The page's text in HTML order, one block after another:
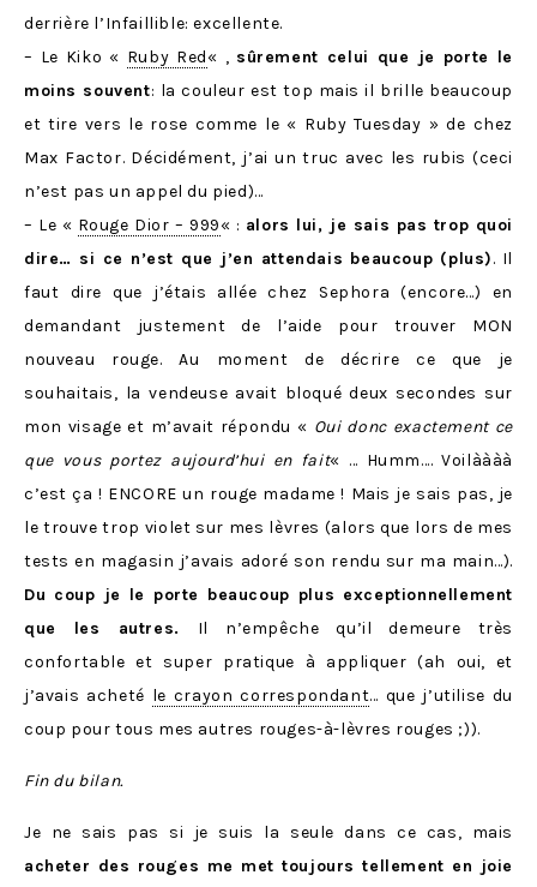
derrière l’Infaillible: excellente.
– Le Kiko « Ruby Red« , sûrement celui que je porte le
moins souvent: la couleur est top mais il brille beaucoup
et tire vers le rose comme le « Ruby Tuesday » de chez
Max Factor. Décidément, j’ai un truc avec les rubis (ceci
n’est pas un appel du pied)…
– Le « Rouge Dior – 999« : alors lui, je sais pas trop quoi
dire… si ce n’est que j’en attendais beaucoup (plus). Il
faut dire que j’étais allée chez Sephora (encore…) en
demandant justement de l’aide pour trouver MON
nouveau rouge. Au moment de décrire ce que je
souhaitais, la vendeuse avait bloqué deux secondes sur
mon visage et m’avait répondu « Oui donc exactement ce
que vous portez aujourd’hui en fait« … Humm…. Voilàààà
c’est ça ! ENCORE un rouge madame ! Mais je sais pas, je
le trouve trop violet sur mes lèvres (alors que lors de mes
tests en magasin j’avais adoré son rendu sur ma main…).
Du coup je le porte beaucoup plus exceptionnellement
que les autres. Il n’empêche qu’il demeure très
confortable et super pratique à appliquer (ah oui, et
j’avais acheté le crayon correspondant… que j’utilise du
coup pour tous mes autres rouges-à-lèvres rouges ;)).
Fin du bilan.
Je ne sais pas si je suis la seule dans ce cas, mais
acheter des rouges me met toujours tellement en joie